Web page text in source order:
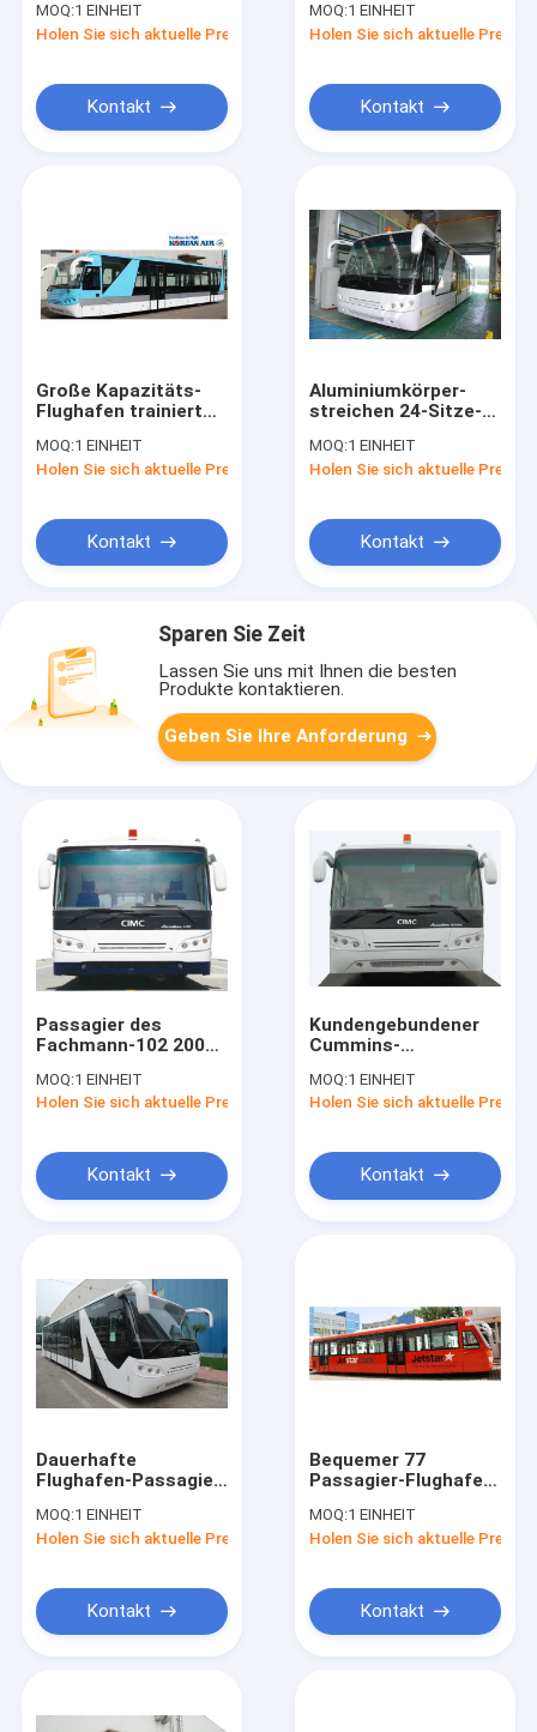
Produkte
DES SCHUTZBLECH-
BUS-AEROABUS-
MOQ:1 EINHEIT
Holen Sie sich aktuelle Preis
Kontakt
Aero Bus
MOQ:1 EINHEIT
Holen Sie sich aktuelle Preis
Kontakt
Große Kapazitäts-
Flughafen trainiert
pneumatischen
doppelten Öffnungs-
MOQ:1 EINHEIT
Holen Sie sich aktuelle Preis
Kontakt
Aluminiumkörper-
streichen 24-Sitze-
Busse, 4
Dieselmotor-Bus
MOQ:1 EINHEIT
Holen Sie sich aktuelle Preis
Kontakt
Sparen Sie Zeit
Lassen Sie uns mit Ihnen die besten
Produkte kontaktieren.
Geben Sie Ihre Anforderung
Passagier des
Fachmann-102 200
Passagier-Bus mit
PPG-Malerei
MOQ:1 EINHEIT
Holen Sie sich aktuelle Preis
Kontakt
Kundengebundener
Cummins-
Schutzblech-Bus-
Rampen-Bus
MOQ:1 EINHEIT
Holen Sie sich aktuelle Preis
Kontakt
Dauerhafte
Flughafen-Passagier-
Ausrüstung mit
verstellbaren Sitzen
MOQ:1 EINHEIT
Holen Sie sich aktuelle Preis
Kontakt
Bequemer 77
Passagier-Flughafen-
Rampen-Bus
13m×2.7m×3m
MOQ:1 EINHEIT
Holen Sie sich aktuelle Preis
Kontakt